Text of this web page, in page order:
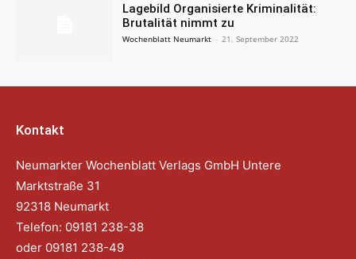
Lagebild Organisierte Kriminalität:
Brutalität nimmt zu
Wochenblatt Neumarkt - 21. September 2022
Kontakt
Neumarkter Wochenblatt Verlags GmbH Untere
Marktstraße 31
92318 Neumarkt
Telefon: 09181 238-38
oder 09181 238-49